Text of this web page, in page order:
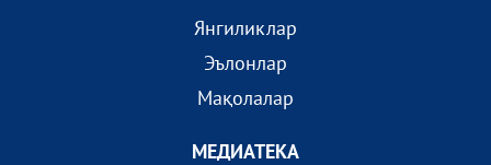
Янгиликлар
Эълонлар
Мақолалар
МEДИАТEКА